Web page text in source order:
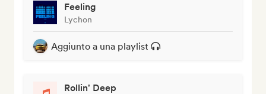
Feeling
Lychon
Aggiunto a una playlist
Rollin' Deep